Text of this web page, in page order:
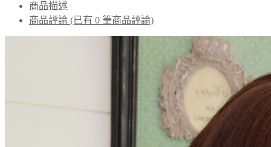
商品描述
商品評論 (已有 0 筆商品評論)